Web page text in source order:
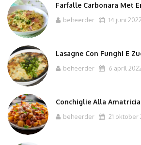
Farfalle Carbonara Met
beheerder 14 juni 2022
Lasagne Con Funghi E
beheerder 6 april
Conchiglie Alla
beheerder 21 oktober